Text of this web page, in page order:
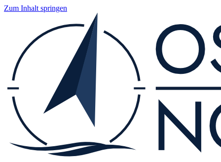
Zum Inhalt springen